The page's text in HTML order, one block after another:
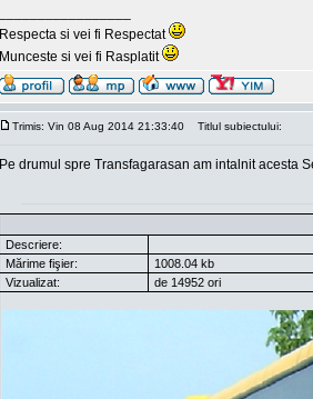
Respecta si vei fi Respectat
Munceste si vei fi Rasplatit
Trimis: Vin 08 Aug 2014 21:33:40 Titlul subiectului:
Pe drumul spre Transfagarasan am intalnit acesta
Descriere:
Mărime fişier:
1008.04 kb
Vizualizat:
de 14952 ori